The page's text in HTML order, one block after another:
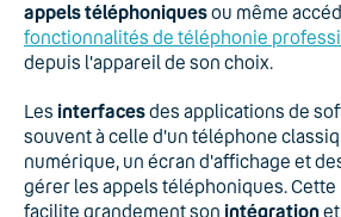
appels téléphoniquesou même
fonctionnalités de téléphonie
depuis l'appareil de son choix.
Les interfacesdes applications de
souvent à celle d'un téléphone
numérique, un écran d'affichage et
gérer les appels téléphoniques.
facilite grandement son intégration